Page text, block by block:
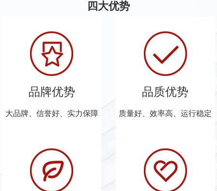
四大优势
品牌优势
大品牌、信誉好、实力保障
品质优势
质量好、效率高、运行稳定